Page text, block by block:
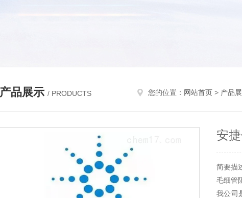
产品展示 / PRODUCTS 您的位置： 网站首页 > 产品
安
简要描
毛细管
我公司